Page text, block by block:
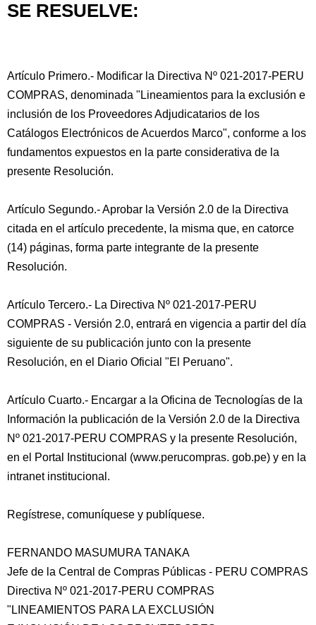
SE RESUELVE:
Artículo Primero.- Modificar la Directiva Nº 021-2017-PERU
COMPRAS, denominada "Lineamientos para la exclusión e
inclusión de los Proveedores Adjudicatarios de los
Catálogos Electrónicos de Acuerdos Marco", conforme a los
fundamentos expuestos en la parte considerativa de la
presente Resolución.
Artículo Segundo.- Aprobar la Versión 2.0 de la Directiva
citada en el artículo precedente, la misma que, en catorce
(14) páginas, forma parte integrante de la presente
Resolución.
Artículo Tercero.- La Directiva Nº 021-2017-PERU
COMPRAS - Versión 2.0, entrará en vigencia a partir del día
siguiente de su publicación junto con la presente
Resolución, en el Diario Oficial "El Peruano".
Artículo Cuarto.- Encargar a la Oficina de Tecnologías de la
Información la publicación de la Versión 2.0 de la Directiva
Nº 021-2017-PERU COMPRAS y la presente Resolución,
en el Portal Institucional (www.perucompras. gob.pe) y en la
intranet institucional.
Regístrese, comuníquese y publíquese.
FERNANDO MASUMURA TANAKA
Jefe de la Central de Compras Públicas - PERU COMPRAS
Directiva Nº 021-2017-PERU COMPRAS
"LINEAMIENTOS PARA LA EXCLUSIÓN